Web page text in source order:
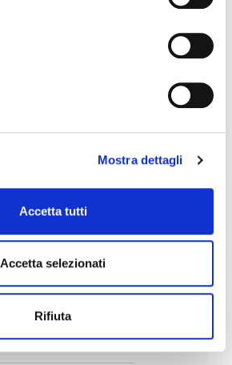
Mostra dettagli
Accetta tutti
Accetta selezionati
Rifiuta